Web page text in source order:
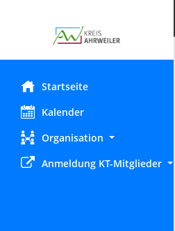
Startseite
Kalender
Organisation
Anmeldung KT-Mitglieder